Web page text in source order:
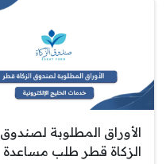
الأوراق المطلوبة لصندوق
الزكاة قطر طلب مساعدة